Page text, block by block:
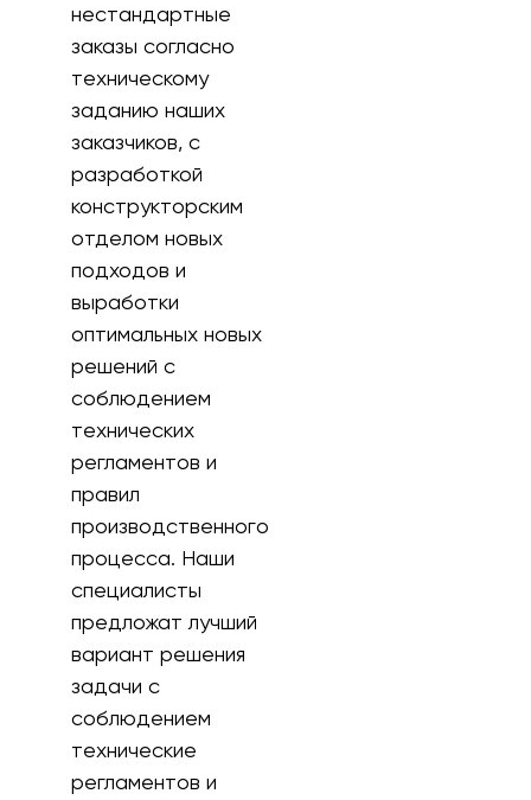
нестандартные
заказы согласно
техническому
заданию наших
заказчиков, с
разработкой
конструкторским
отделом новых
подходов и
выработки
оптимальных новых
решений с
соблюдением
технических
регламентов и
правил
производственного
процесса. Наши
специалисты
предложат лучший
вариант решения
задачи с
соблюдением
технические
регламентов и